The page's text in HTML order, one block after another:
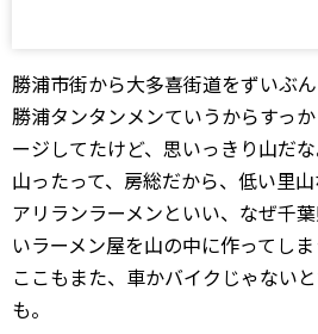
勝浦市街から大多喜街道をずいぶん
勝浦タンタンメンていうからすっ
ージしてたけど、思いっきり山だな
山ったって、房総だから、低い里山
アリランラーメンといい、なぜ千
いラーメン屋を山の中に作ってし
ここもまた、車かバイクじゃない
も。